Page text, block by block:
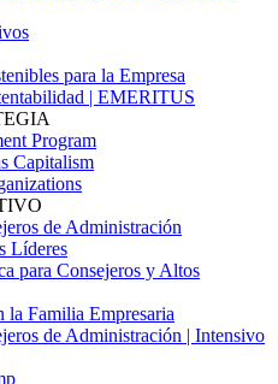
para la Empresa
| EMERITUS
Program
Capitalism
de Administración
Líderes
para Consejeros y Altos
la Familia Empresaria
de Administración | Intensivo